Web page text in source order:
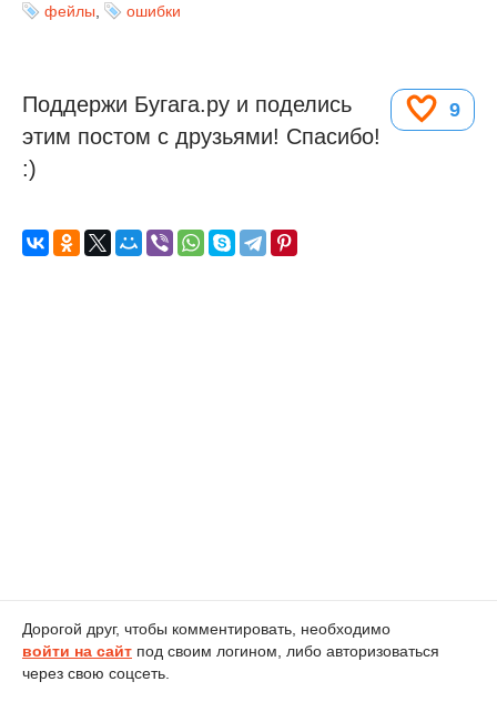
фейлы ошибки
9
Поддержи Бугага.ру и поделись
этим постом с друзьями! Спасибо!
:)
Дорогой друг, чтобы комментировать, необходимо
войти на сайт под своим логином, либо авторизоваться
через свою соцсеть.